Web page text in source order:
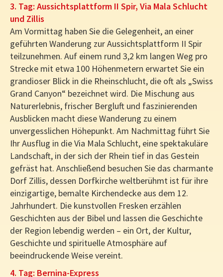
3. Tag: Aussichtsplattform II Spir, Via Mala Schlucht
und Zillis
Am Vormittag haben Sie die Gelegenheit, an einer
geführten Wanderung zur Aussichtsplattform II Spir
teilzunehmen. Auf einem rund 3,2 km langen Weg pro
Strecke mit etwa 100 Höhenmetern erwartet Sie ein
grandioser Blick in die Rheinschlucht, die oft als „Swiss
Grand Canyon“ bezeichnet wird. Die Mischung aus
Naturerlebnis, frischer Bergluft und faszinierenden
Ausblicken macht diese Wanderung zu einem
unvergesslichen Höhepunkt. Am Nachmittag führt Sie
Ihr Ausflug in die Via Mala Schlucht, eine spektakuläre
Landschaft, in der sich der Rhein tief in das Gestein
gefräst hat. Anschließend besuchen Sie das charmante
Dorf Zillis, dessen Dorfkirche weltberühmt ist für ihre
einzigartige, bemalte Kirchendecke aus dem 12.
Jahrhundert. Die kunstvollen Fresken erzählen
Geschichten aus der Bibel und lassen die Geschichte
der Region lebendig werden – ein Ort, der Kultur,
Geschichte und spirituelle Atmosphäre auf
beeindruckende Weise vereint.
4. Tag: Bernina-Express